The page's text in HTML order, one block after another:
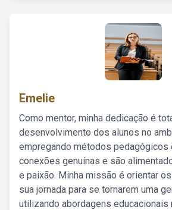
Emelie
Como mentor, minha dedicação é
desenvolvimento dos alunos no
empregando métodos pedagógicos
conexões genuínas e são
e paixão. Minha missão é orientar
sua jornada para se tornarem uma
utilizando abordagens educacionais